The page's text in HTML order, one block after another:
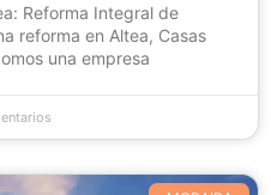
Reforma Integral de
reforma en Altea, Casas
una empresa